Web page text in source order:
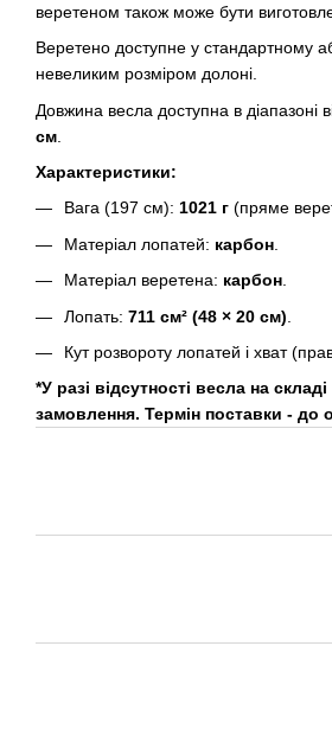
веретеном також може бути
Веретено доступне у стандартному
невеликим розміром долоні.
Довжина весла доступна в діапазоні
см
Характеристики:
Вага (197 см): 1021 г (пряме
Матеріал лопатей: карбон
Матеріал веретена: карбон
Лопать: 711 см² (48 × 20 см)
Кут розвороту лопатей і хват
*У разі відсутності весла на
замовлення. Термін поставки - до